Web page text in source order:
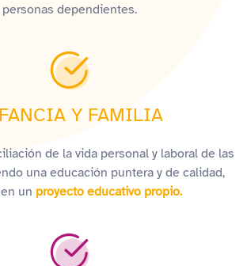
personas dependientes.
Y FAMILIA
de la vida personal y laboral de las
una educación puntera y de calidad,
un proyecto educativo propio.